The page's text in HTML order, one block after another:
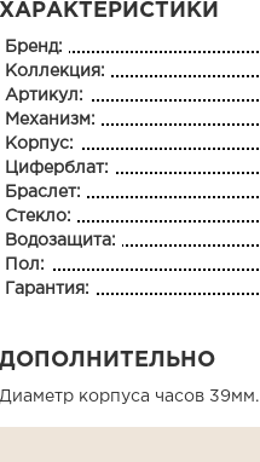
ХАРАКТЕРИСТИКИ
Бренд:
Коллекция:
Артикул:
Механизм:
Корпус:
Циферблат:
Браслет:
Стекло:
Водозащита:
Пол:
Гарантия:
ДОПОЛНИТЕЛЬНО
Диаметр корпуса часов 39мм.